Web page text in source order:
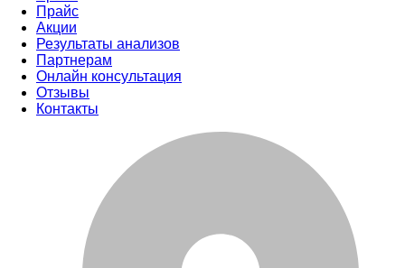
Прайс
Акции
Результаты анализов
Партнерам
Онлайн консультация
Отзывы
Контакты